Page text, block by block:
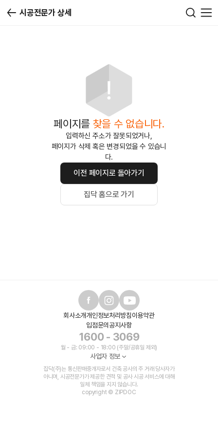
시공전문가 상세
페이지를 찾을 수 없습니다.
입력하신 주소가 잘못되었거나,
페이지가 삭제 혹은 변경되었을 수 있습니
다.
이전 페이지로 돌아가기
집닥 홈으로 가기
회사소개개인정보처리방침이용약관
입점문의 공지사항
1600 - 3069
월 - 금: 09:00 - 18:00 (주말/공휴일 제외)
사업자 정보
집닥(주)는 통신판매중개자로서 건축 공사의 주 거래 당사자가
아니며, 시공전문가가 제공한 견적 및 공사 시공 서비스에 대해
일체 책임을 지지 않습니다.
copyright © ZIPDOC